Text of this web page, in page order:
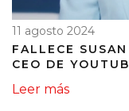
11 agosto 2024
FALLECE
CEO DE
Leer más